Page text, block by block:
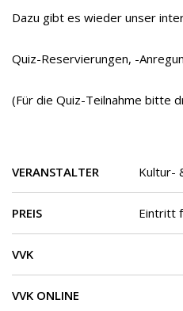
Dazu gibt es wieder unser
Quiz-Reservierungen, -
(Für die Quiz-Teilnahme bitte
VERANSTALTER Kultur-
PREIS Eintritt
VVK
VVK ONLINE